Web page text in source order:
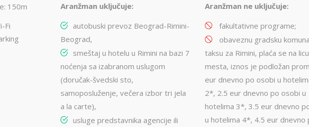
150m
Fi
Aranžman uključuje:
autobuski prevoz Beograd-Rimini-
Beograd,
smeštaj u hotelu u Rimini na bazi 7
noćenja sa izabranom uslugom
(doručak-švedski sto,
samoposluženje, večera izbor tri jela
a la carte),
usluge predstavnika agencije ili
Aranžman ne uključuje:
fakultativne programe;
obaveznu gradsku
taksu za Rimini, plaća se na licu
mesta, iznos je podložan
eur dnevno po osobi u
2*, 2.5 eur dnevno po osobi u
hotelima 3*, 3.5 eur dnevno
u hotelima 4*, 4.5 eur dnevno